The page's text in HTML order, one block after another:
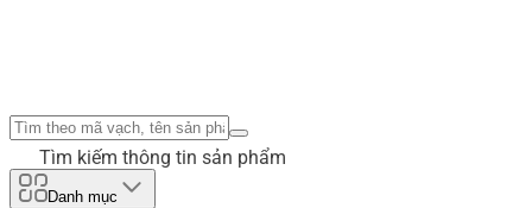
Tìm kiếm thông tin sản phẩm
Danh mục